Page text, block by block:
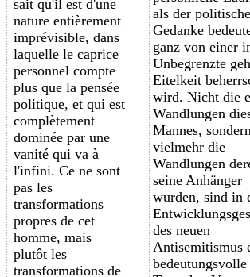
sait qu'il est d'une
nature entièrement
imprévisible, dans
laquelle le caprice
personnel compte
plus que la pensée
politique, et qui est
complètement
dominée par une
vanité qui va à
l'infini. Ce ne sont
pas les
transformations
propres de cet
homme, mais
plutôt les
transformations de
als der politische
Gedanke
ganz von einer
Unbegrenzte
Eitelkeit
wird. Nicht die
Wandlungen
Mannes, sondern
vielmehr die
Wandlungen
seine Anhänger
wurden, sind in
des neuen
Antisemitismus
bedeutungsvolle